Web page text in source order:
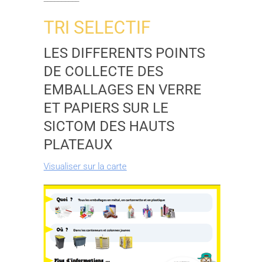
TRI SELECTIF
LES DIFFERENTS POINTS
DE COLLECTE DES
EMBALLAGES EN VERRE
ET PAPIERS SUR LE
SICTOM DES HAUTS
PLATEAUX
Visualiser sur la carte